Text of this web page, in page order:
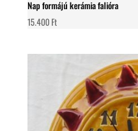
Nap formájú kerámia falióra
15.400Ft